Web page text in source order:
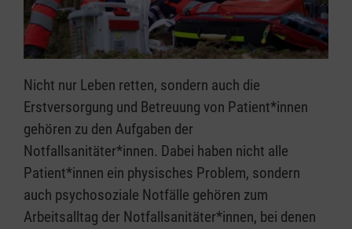
Nicht nur Leben retten, sondern auch die
Erstversorgung und Betreuung von Patient*innen
gehören zu den Aufgaben der
Notfallsanitäter*innen. Dabei haben nicht alle
Patient*innen ein physisches Problem, sondern
auch psychosoziale Notfälle gehören zum
Arbeitsalltag der Notfallsanitäter*innen, bei denen